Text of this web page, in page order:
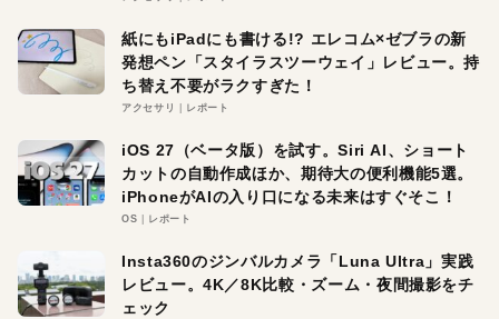
紙にもiPadにも書ける!? エレコム×ゼブラの新
発想ペン「スタイラスツーウェイ」レビュー。持
ち替え不要がラクすぎた！
アクセサリ レポート
iOS 27（ベータ版）を試す。Siri AI、ショート
カットの自動作成ほか、期待大の便利機能5選。
iPhoneがAIの入り口になる未来はすぐそこ！
OS レポート
Insta360のジンバルカメラ「Luna Ultra」実践
レビュー。4K／8K比較・ズーム・夜間撮影をチ
ェック